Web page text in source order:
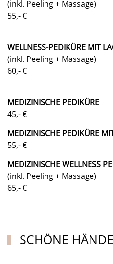
(inkl. Peeling + Massage)
55,- €
WELLNESS-PEDIKÜRE MIT
(inkl. Peeling + Massage)
60,- €
MEDIZINISCHE PEDIKÜRE
45,- €
MEDIZINISCHE PEDIKÜRE
55,- €
MEDIZINISCHE WELLNESS
(inkl. Peeling + Massage)
65,- €
SCHÖNE HÄNDE